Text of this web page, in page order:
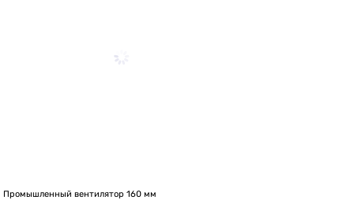
Промышленный вентилятор 160 мм